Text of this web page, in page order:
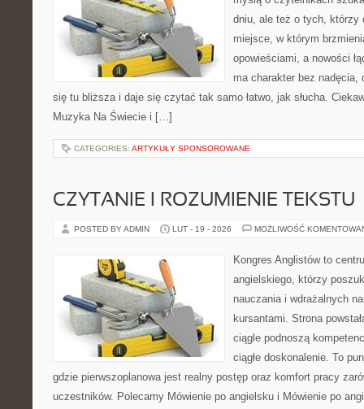
dniu, ale też o tych, którzy
miejsce, w którym
opowieściami, a nowości
ma charakter bez
się tu bliższa i daje się czytać tak samo łatwo, jak słucha.
Muzyka Na Świecie i […]
CATEGORIES: ARTYKUŁY SPONSOROWANE
CZYTANIE I ROZUMIENIE TEKSTU
POSTED BY ADMIN LUT - 19 - 2026 MOŻLIWOŚĆ
Kongres Anglistów to
angielskiego, którzy
nauczania i wdrażalnych
kursantami. Strona
ciągle podnoszą
ciągłe doskonalenie. To
gdzie pierwszoplanowa jest realny postęp oraz komfort pracy
uczestników. Polecamy Mówienie po angielsku i Mówienie po